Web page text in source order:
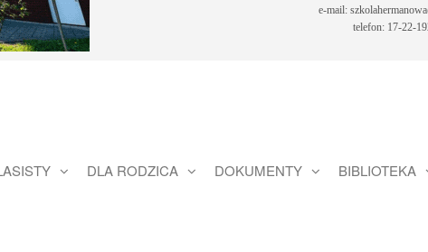
e-mail:
telefon: 17-22-
DLA RODZICA DOKUMENTY BIBLIOTEKA